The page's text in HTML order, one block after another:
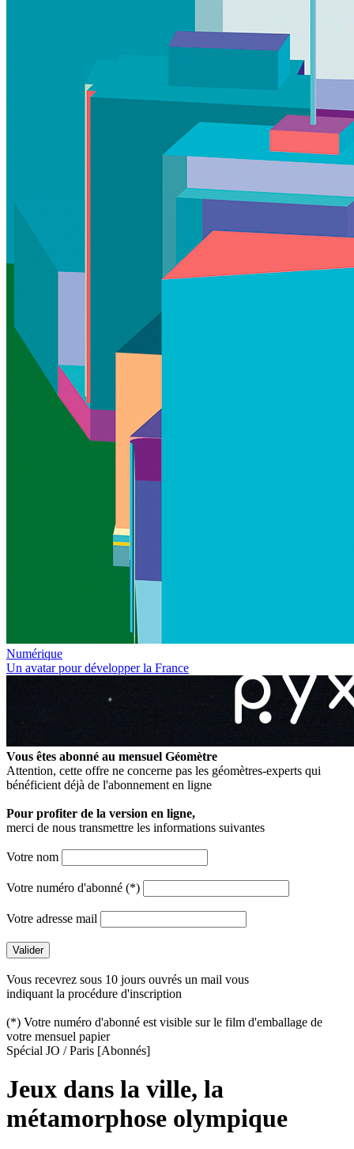
Numérique
Un avatar pour développer la France
Vous êtes abonné au mensuel Géomètre
Attention, cette offre ne concerne pas les géomètres-experts qui
bénéficient déjà de l'abonnement en ligne
Pour profiter de la version en ligne,
merci de nous transmettre les informations suivantes
Votre nom
Votre numéro d'abonné (*)
Votre adresse mail
Vous recevrez sous 10 jours ouvrés un mail vous
indiquant la procédure d'inscription
(*) Votre numéro d'abonné est visible sur le film d'emballage de
votre mensuel papier
Spécial JO / Paris [Abonnés]
Jeux dans la ville, la
métamorphose olympique